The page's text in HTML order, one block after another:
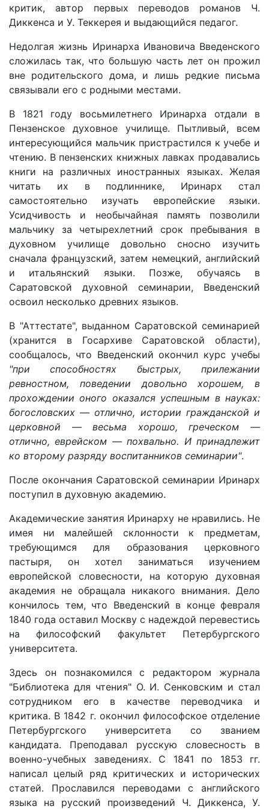
критик, автор первых переводов романов Ч.
Диккенса и У. Теккерея и выдающийся педагог.
Недолгая жизнь Иринарха Ивановича Введенского
сложилась так, что большую часть лет он прожил
вне родительского дома, и лишь редкие письма
связывали его с родными местами.
В 1821 году восьмилетнего Иринарха отдали в
Пензенское духовное училище. Пытливый, всем
интересующийся мальчик пристрастился к учебе и
чтению. В пензенских книжных лавках продавались
книги на различных иностранных языках. Желая
читать их в подлиннике, Иринарх стал
самостоятельно изучать европейские языки.
Усидчивость и необычайная память позволили
мальчику за четырехлетний срок пребывания в
духовном училище довольно сносно изучить
сначала французский, затем немецкий, английский
и итальянский языки. Позже, обучаясь в
Саратовской духовной семинарии, Введенский
освоил несколько древних языков.
В "Аттестате", выданном Саратовской семинарией
(хранится в Госархиве Саратовской области),
сообщалось, что Введенский окончил курс учебы
"при способностях быстрых, прилежании
ревностном, поведении довольно хорошем, в
прохождении оного оказался успешным в науках:
богословских — отлично, истории гражданской и
церковной — весьма хорошо, греческом —
отлично, еврейском — похвально. И принадлежит
ко второму разряду воспитанников семинарии".
После окончания Саратовской семинарии Иринарх
поступил в духовную академию.
Академические занятия Иринарху не нравились. Не
имея ни малейшей склонности к предметам,
требующимся для образования церковного
пастыря, он хотел заниматься изучением
европейской словесности, на которую духовная
академия не обращала никакого внимания. Дело
кончилось тем, что Введенский в конце февраля
1840 года оставил Москву с надеждой перевестись
на философский факультет Петербургского
университета.
Здесь он познакомился с редактором журнала
"Библиотека для чтения" О. И. Сенковским и стал
сотрудником его в качестве переводчика и
критика. В 1842 г. окончил философское отделение
Петербургского университета со званием
кандидата. Преподавал русскую словесность в
военно-учебных заведениях. С 1841 по 1853 гг.
написал целый ряд критических и исторических
статей. Прославился переводами с английского
языка на русский произведений Ч. Диккенса, У.